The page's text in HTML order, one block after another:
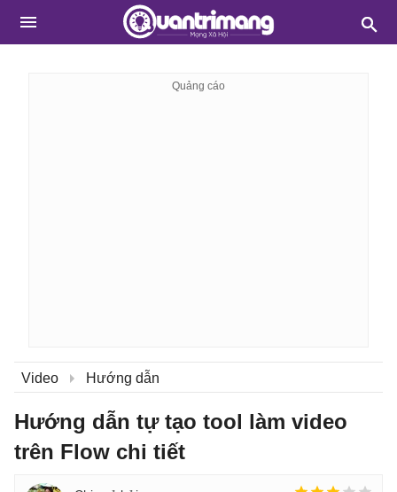
Video Hướng dẫn
Hướng dẫn tự tạo tool làm video
trên Flow chi tiết